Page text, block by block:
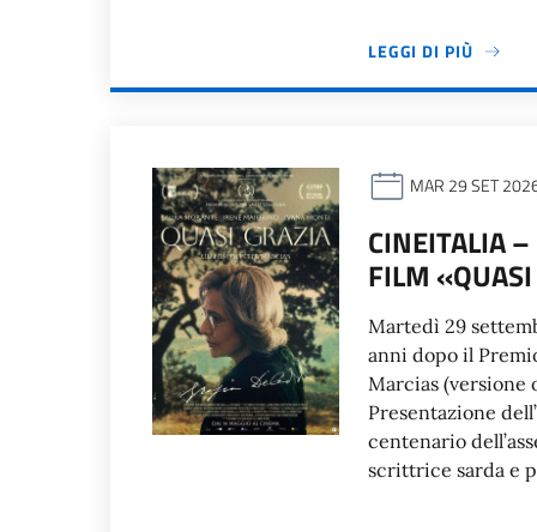
LEGGI DI PIÙ
MAR 29 SET
CINEITALIA
FILM
Martedì 29
anni dopo il
Marcias (versione
Presentazione
centenario
scrittrice sarda e